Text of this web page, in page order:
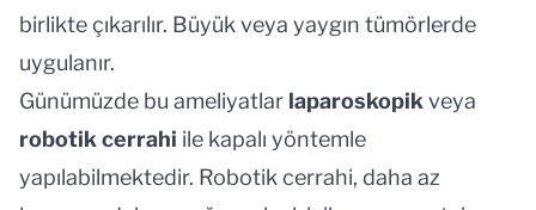
birlikte çıkarılır. Büyük veya yaygın tümörlerde
uygulanır.
Günümüzde bu ameliyatlar laparoskopik veya
robotik cerrahi ile kapalı yöntemle
yapılabilmektedir. Robotik cerrahi, daha az